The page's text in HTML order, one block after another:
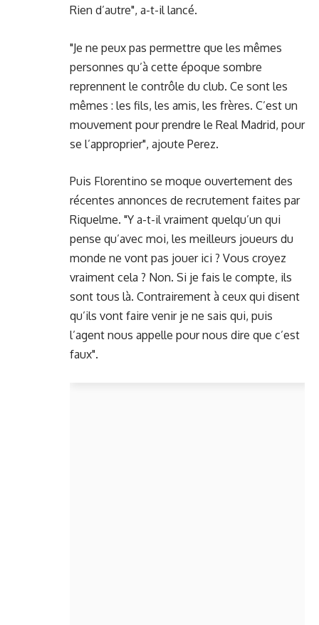
Rien d’autre", a-t-il lancé.
"Je ne peux pas permettre que les mêmes
personnes qu’à cette époque sombre
reprennent le contrôle du club. Ce sont les
mêmes : les fils, les amis, les frères. C’est un
mouvement pour prendre le Real Madrid, pour
se l’approprier", ajoute Perez.
Puis Florentino se moque ouvertement des
récentes annonces de recrutement faites par
Riquelme. "Y a-t-il vraiment quelqu’un qui
pense qu’avec moi, les meilleurs joueurs du
monde ne vont pas jouer ici ? Vous croyez
vraiment cela ? Non. Si je fais le compte, ils
sont tous là. Contrairement à ceux qui disent
qu’ils vont faire venir je ne sais qui, puis
l’agent nous appelle pour nous dire que c’est
faux".